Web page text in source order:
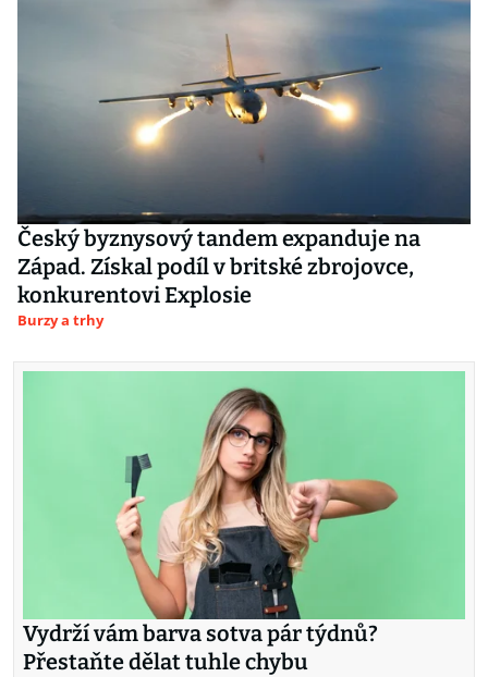
Český byznysový tandem expanduje na
Západ. Získal podíl v britské zbrojovce,
konkurentovi Explosie
Burzy a trhy
Vydrží vám barva sotva pár týdnů?
Přestaňte dělat tuhle chybu